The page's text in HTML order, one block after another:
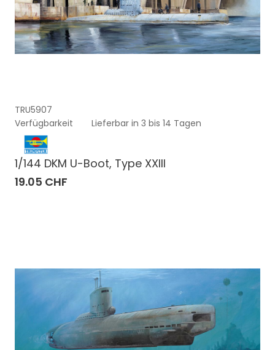
TRU5907
Verfügbarkeit
Lieferbar in 3 bis 14 Tagen
1/144 DKM U-Boot, Type XXIII
19.05 CHF